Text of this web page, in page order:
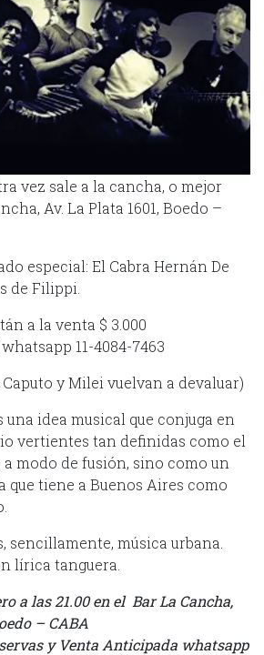
vez sale a la cancha, o mejor
Av. La Plata 1601, Boedo –
especial: El Cabra Hernán De
de Filippi.
a la venta $ 3.000
11-4084-7463
y Milei vuelvan a devaluar)
una idea musical que conjuga en
vertientes tan definidas como el
modo de fusión, sino como un
que tiene a Buenos Aires como
sencillamente, música urbana.
lírica tanguera.
a las 21.00 en el Bar La Cancha,
– CABA
y Venta Anticipada whatsapp